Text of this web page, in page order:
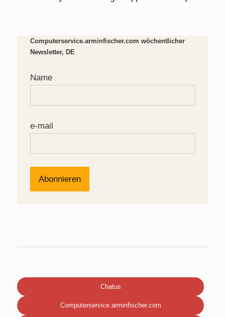
Computerservice.arminfischer.com wöchentlicher
Newsletter, DE
Name
e-mail
Chatus
Computerservice.arminfischer.com